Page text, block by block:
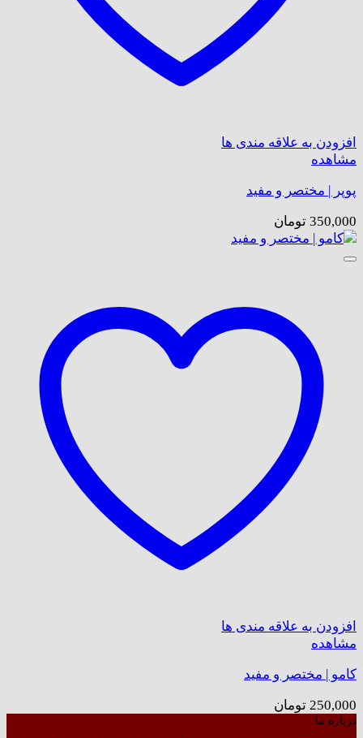
افزودن به علاقه مندی ها
مشاهده
پوپر | مختصر و مفید
350,000 تومان
افزودن به علاقه مندی ها
مشاهده
کامو | مختصر و مفید
250,000 تومان
درباره ما